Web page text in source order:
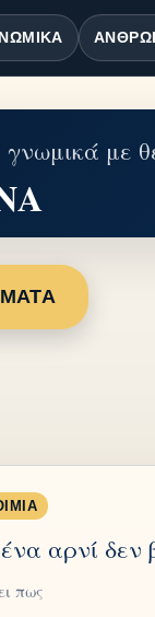
γνωμικά με
αρνί δεν
πως